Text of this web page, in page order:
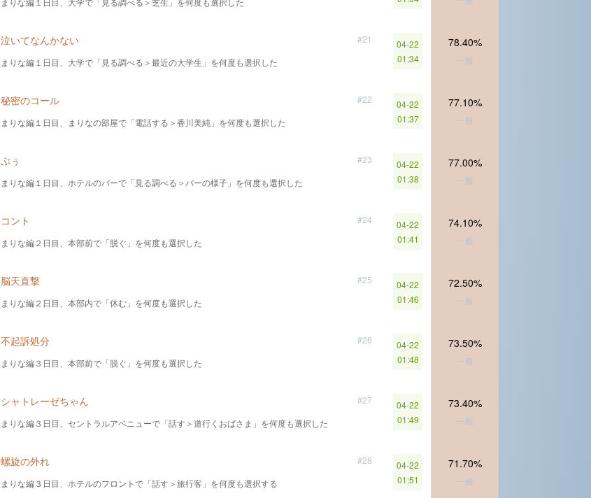
#21
泣いてなんかない
まりな編１日目、大学で「見る調べる＞最近の大学生」を何度も選択した
04-22
01:34
78.40%
一般
#22
秘密のコール
まりな編１日目、まりなの部屋で「電話する＞香川美純」を何度も選択した
04-22
01:37
77.10%
一般
#23
ぶぅ
まりな編１日目、ホテルのバーで「見る調べる＞バーの様子」を何度も選択した
04-22
01:38
77.00%
一般
#24
コント
まりな編２日目、本部前で「脱ぐ」を何度も選択した
04-22
01:41
74.10%
一般
#25
脳天直撃
まりな編２日目、本部内で「休む」を何度も選択した
04-22
01:46
72.50%
一般
#26
不起訴処分
まりな編３日目、本部前で「脱ぐ」を何度も選択した
04-22
01:48
73.50%
一般
#27
シャトレーゼちゃん
まりな編３日目、セントラルアベニューで「話す＞道行くおばさま」を何度も選択した
04-22
01:49
73.40%
一般
#28
螺旋の外れ
まりな編３日目、ホテルのフロントで「話す＞旅行客」を何度も選択する
04-22
01:51
71.70%
一般